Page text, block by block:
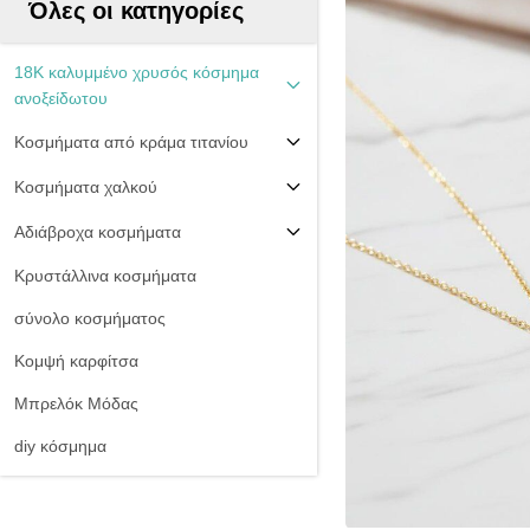
Όλες οι κατηγορίες
18K καλυμμένο χρυσός κόσμημα
ανοξείδωτου
Κοσμήματα από κράμα τιτανίου
Κοσμήματα χαλκού
Αδιάβροχα κοσμήματα
Κρυστάλλινα κοσμήματα
σύνολο κοσμήματος
Κομψή καρφίτσα
Μπρελόκ Μόδας
diy κόσμημα